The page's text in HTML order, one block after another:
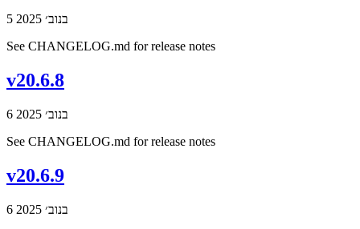
5 בנוב׳ 2025
See CHANGELOG.md for release notes
v20.6.8
6 בנוב׳ 2025
See CHANGELOG.md for release notes
v20.6.9
6 בנוב׳ 2025